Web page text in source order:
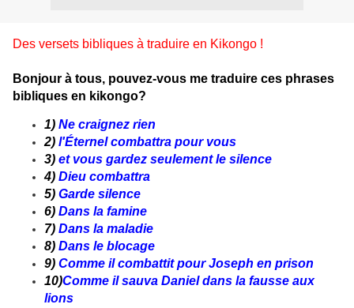
Des versets bibliques à traduire en Kikongo !
Bonjour à tous, pouvez-vous me traduire ces phrases
bibliques en kikongo?
1) Ne craignez rien
2) l'Éternel combattra pour vous
3) et vous gardez seulement le silence
4) Dieu combattra
5) Garde silence
6) Dans la famine
7) Dans la maladie
8) Dans le blocage
9) Comme il combattit pour Joseph en prison
10)Comme il sauva Daniel dans la fausse aux
lions